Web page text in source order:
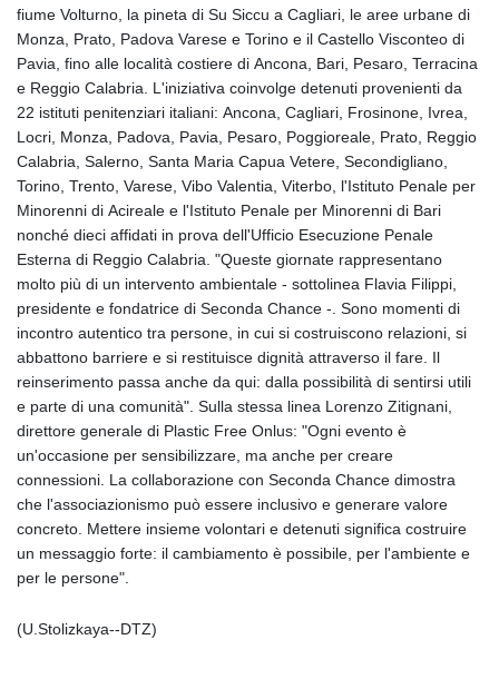
fiume Volturno, la pineta di Su Siccu a Cagliari, le aree urbane di
Monza, Prato, Padova Varese e Torino e il Castello Visconteo di
Pavia, fino alle località costiere di Ancona, Bari, Pesaro, Terracina
e Reggio Calabria. L'iniziativa coinvolge detenuti provenienti da
22 istituti penitenziari italiani: Ancona, Cagliari, Frosinone, Ivrea,
Locri, Monza, Padova, Pavia, Pesaro, Poggioreale, Prato, Reggio
Calabria, Salerno, Santa Maria Capua Vetere, Secondigliano,
Torino, Trento, Varese, Vibo Valentia, Viterbo, l'Istituto Penale per
Minorenni di Acireale e l'Istituto Penale per Minorenni di Bari
nonché dieci affidati in prova dell'Ufficio Esecuzione Penale
Esterna di Reggio Calabria. "Queste giornate rappresentano
molto più di un intervento ambientale - sottolinea Flavia Filippi,
presidente e fondatrice di Seconda Chance -. Sono momenti di
incontro autentico tra persone, in cui si costruiscono relazioni, si
abbattono barriere e si restituisce dignità attraverso il fare. Il
reinserimento passa anche da qui: dalla possibilità di sentirsi utili
e parte di una comunità". Sulla stessa linea Lorenzo Zitignani,
direttore generale di Plastic Free Onlus: "Ogni evento è
un'occasione per sensibilizzare, ma anche per creare
connessioni. La collaborazione con Seconda Chance dimostra
che l'associazionismo può essere inclusivo e generare valore
concreto. Mettere insieme volontari e detenuti significa costruire
un messaggio forte: il cambiamento è possibile, per l'ambiente e
per le persone".
(U.Stolizkaya--DTZ)